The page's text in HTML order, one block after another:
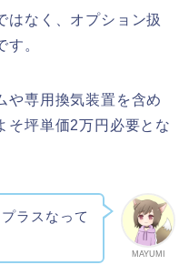
はなく、オプション扱
。
や専用換気装置を含め
そ坪単価2万円必要とな
MAYUMI
ラスなって